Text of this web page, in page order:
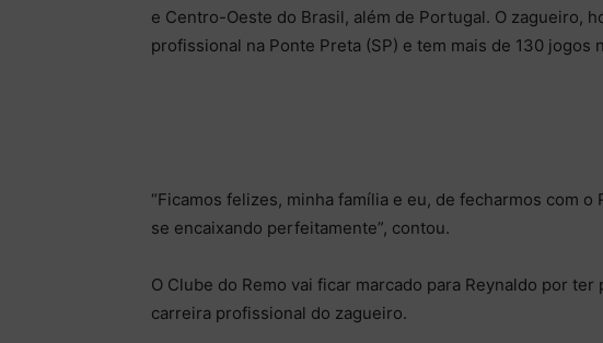
e Centro-Oeste do Brasil, além de Portugal. O zagueiro,
profissional na Ponte Preta (SP) e tem mais de 130 jogos
“Ficamos felizes, minha família e eu, de fecharmos com
se encaixando perfeitamente”, contou.
O Clube do Remo vai ficar marcado para Reynaldo por
carreira profissional do zagueiro.